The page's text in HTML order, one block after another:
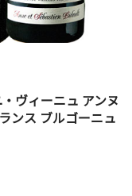
ヴィーニュ アンヌ
ンス ブルゴーニュ